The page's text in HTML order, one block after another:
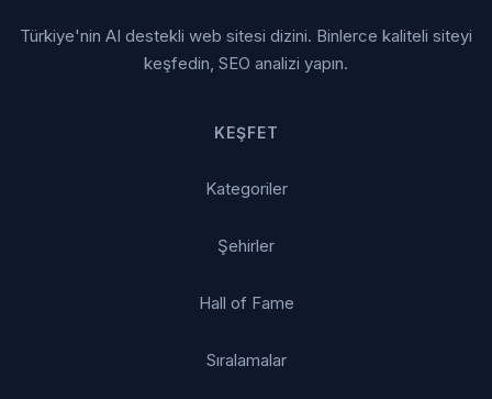
Türkiye'nin AI destekli web sitesi dizini. Binlerce kaliteli siteyi
keşfedin, SEO analizi yapın.
KEŞFET
Kategoriler
Şehirler
Hall of Fame
Sıralamalar